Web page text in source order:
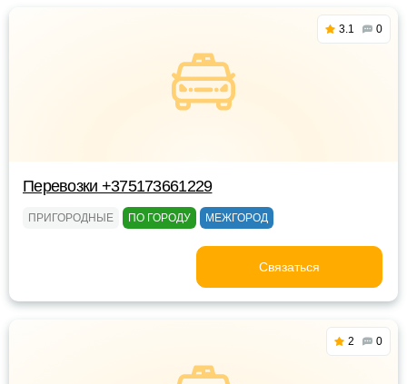
3.1 0
Перевозки +375173661229
ПРИГОРОДНЫЕ ПО ГОРОДУ МЕЖГОРОД
Связаться
2 0